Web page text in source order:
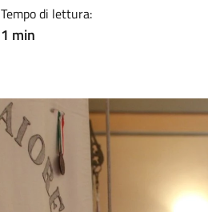
Tempo di lettura:
1 min